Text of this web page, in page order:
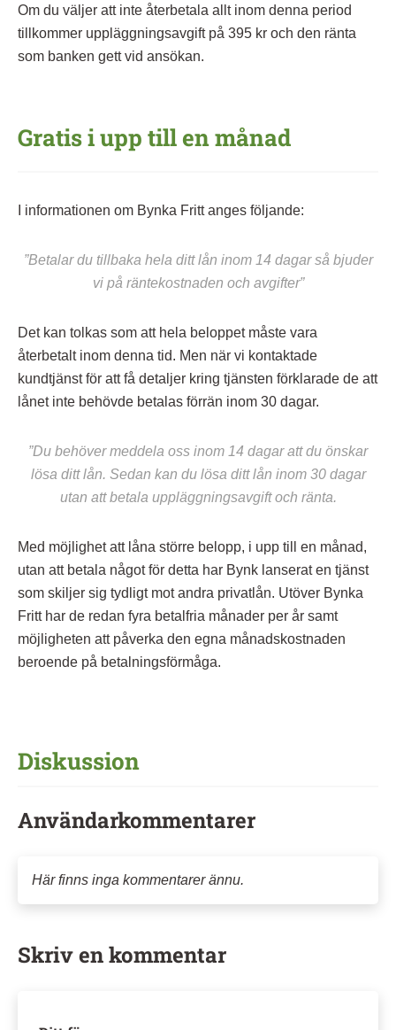
Om du väljer att inte återbetala allt inom denna period
tillkommer uppläggningsavgift på 395 kr och den ränta
som banken gett vid ansökan.
Gratis i upp till en månad
I informationen om Bynka Fritt anges följande:
”Betalar du tillbaka hela ditt lån inom 14 dagar så bjuder
vi på räntekostnaden och avgifter”
Det kan tolkas som att hela beloppet måste vara
återbetalt inom denna tid. Men när vi kontaktade
kundtjänst för att få detaljer kring tjänsten förklarade de att
lånet inte behövde betalas förrän inom 30 dagar.
”Du behöver meddela oss inom 14 dagar att du önskar
lösa ditt lån. Sedan kan du lösa ditt lån inom 30 dagar
utan att betala uppläggningsavgift och ränta.
Med möjlighet att låna större belopp, i upp till en månad,
utan att betala något för detta har Bynk lanserat en tjänst
som skiljer sig tydligt mot andra privatlån. Utöver Bynka
Fritt har de redan fyra betalfria månader per år samt
möjligheten att påverka den egna månadskostnaden
beroende på betalningsförmåga.
Diskussion
Användarkommentarer
Här finns inga kommentarer ännu.
Skriv en kommentar